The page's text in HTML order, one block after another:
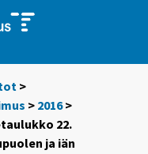
>
> 2016>
22.
ja iän